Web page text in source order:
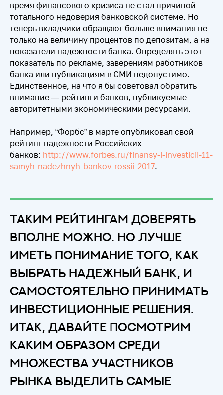
время финансового кризиса не стал причиной
тотального недоверия банковской системе. Но
теперь вкладчики обращают больше внимания не
только на величину процентов по депозитам, а на
показатели надежности банка. Определять этот
показатель по рекламе, заверениям работников
банка или публикациям в СМИ недопустимо.
Единственное, на что я бы советовал обратить
внимание — рейтинги банков, публикуемые
авторитетными экономическими ресурсами.
Например, “Форбс” в марте опубликовал свой
рейтинг надежности Российских
банков: http://www.forbes.ru/finansy-i-investicii-11-
samyh-nadezhnyh-bankov-rossii-2017.
Таким рейтингам доверять
вполне можно. Но лучше
иметь понимание того, как
выбрать надежный банк, и
самостоятельно принимать
инвестиционные решения.
Итак, давайте посмотрим
каким образом среди
множества участников
рынка выделить самые